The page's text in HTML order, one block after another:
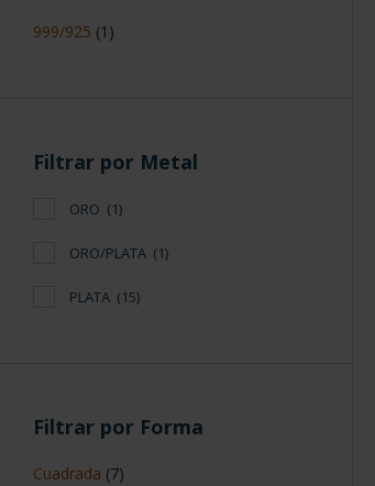
999/925 (1)
Filtrar por Metal
ORO (1)
ORO/PLATA (1)
PLATA (15)
Filtrar por Forma
Cuadrada (7)